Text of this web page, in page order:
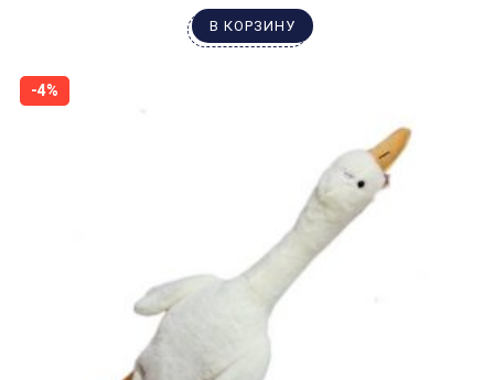
В КОРЗИНУ
-4%